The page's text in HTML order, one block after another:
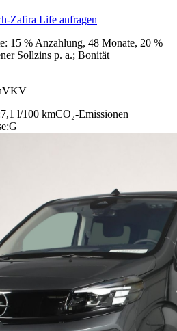
Zafira Life anfragen
15 % Anzahlung, 48 Monate, 20 %
Sollzins p. a.; Bonität
7,1 l/100 kmCO₂-Emissionen
G